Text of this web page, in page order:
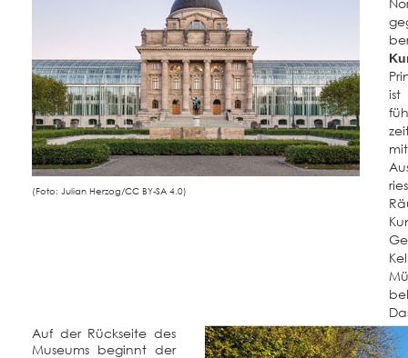
(Foto: Julian Herzog/CC BY-SA 4.0)
Auf der Rückseite des
Museums beginnt der